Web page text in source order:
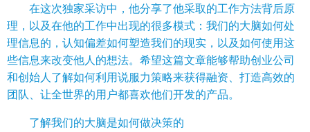
在这次独家采访中，他分享了他采取的工作方法背后原
理，以及在他的工作中出现的很多模式：我们的大脑如何处
理信息的，认知偏差如何塑造我们的现实，以及如何使用这
些信息来改变他人的想法。希望这篇文章能够帮助创业公司
和创始人了解如何利用说服力策略来获得融资、 打造高效的
团队、让全世界的用户都喜欢他们开发的产品。
了解我们的大脑是如何做决策的